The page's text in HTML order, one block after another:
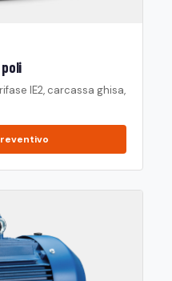
poli
IE2, carcassa ghisa,